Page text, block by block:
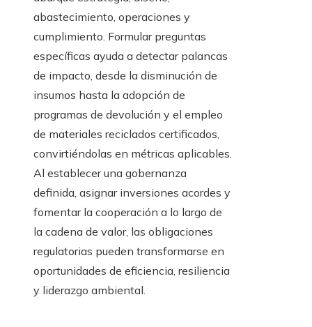
abastecimiento, operaciones y
cumplimiento. Formular preguntas
específicas ayuda a detectar palancas
de impacto, desde la disminución de
insumos hasta la adopción de
programas de devolución y el empleo
de materiales reciclados certificados,
convirtiéndolas en métricas aplicables.
Al establecer una gobernanza
definida, asignar inversiones acordes y
fomentar la cooperación a lo largo de
la cadena de valor, las obligaciones
regulatorias pueden transformarse en
oportunidades de eficiencia, resiliencia
y liderazgo ambiental.